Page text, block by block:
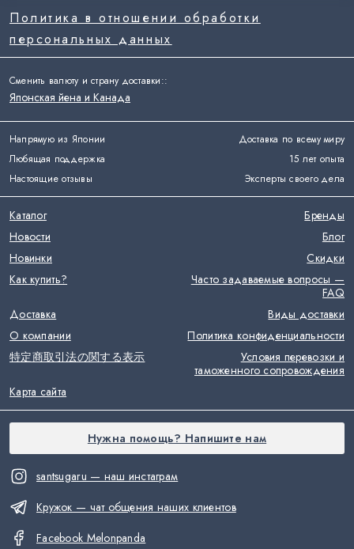
Напрямую из Японии
Доставка по всему миру
Любящая поддержка
15 лет опыта
Настоящие отзывы
Эксперты своего дела
santsugaru — наш инстаграм
Кружок — чат общения наших клиентов
Facebook Melonpanda
Политика в отношении обработки
персональных данных
Каталог
Бренды
Новости
Блог
Новинки
Скидки
Как купить?
Часто задаваемые вопросы —
FAQ
Доставка
Виды доставки
О компании
Политика конфиденциальности
特定商取引法の関する表示
Условия перевозки и
таможенного сопровождения
Карта сайта
Сменить валюту и страну доставки::
Японская йена и Канада
Нужна помощь? Напишите нам